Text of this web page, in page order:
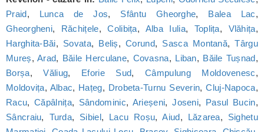
Praid, Lunca de Jos, Sfântu Gheorghe, Balea Lac,
Gheorgheni, Răchițele,Colibița, Alba Iulia, Toplița, Vlăhița,
Harghita-Băi, Sovata, Beliș,Corund, Sasca Montană,Târgu
Mureș, Arad, Băile Herculane, Covasna, Liban, Băile Tușnad,
Borșa,Văliug, Eforie Sud,Câmpulung Moldovenesc,
Moldovița, Albac, Hațeg, Drobeta-Turnu Severin,Cluj-Napoca,
Racu,Căpâlnița, Sândominic, Arieșeni,Joseni, Pasul Bucin,
Sâncraiu, Turda, Sibiel, Lacu Roșu,Aiud, Lăzarea, Sighetu